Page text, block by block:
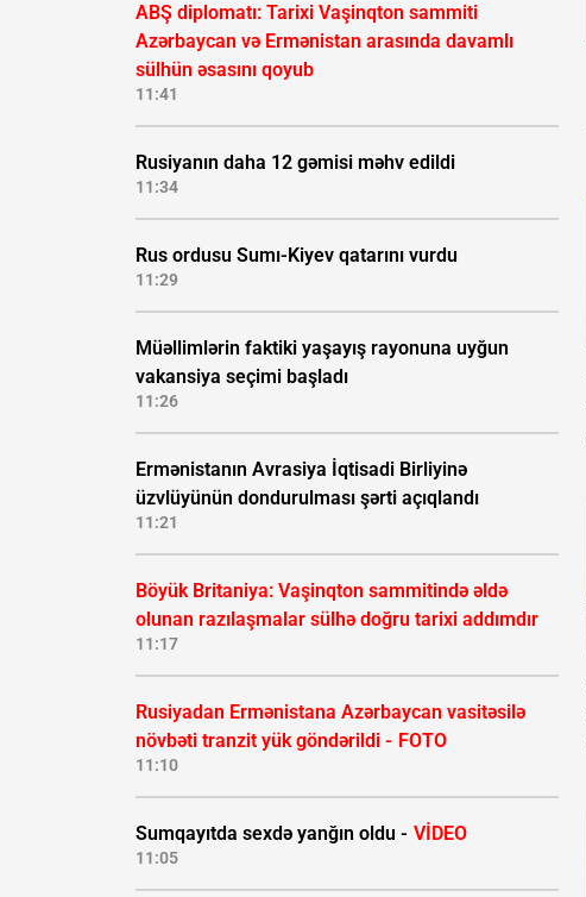
ABŞ diplomatı: Tarixi Vaşinqton sammiti
Azərbaycan və Ermənistan arasında davamlı
sülhün əsasını qoyub
11:41
Rusiyanın daha 12 gəmisi məhv edildi
11:34
Rus ordusu Sumı-Kiyev qatarını vurdu
11:29
Müəllimlərin faktiki yaşayış rayonuna uyğun
vakansiya seçimi başladı
11:26
Ermənistanın Avrasiya İqtisadi Birliyinə
üzvlüyünün dondurulması şərti açıqlandı
11:21
Böyük Britaniya: Vaşinqton sammitində əldə
olunan razılaşmalar sülhə doğru tarixi addımdır
11:17
Rusiyadan Ermənistana Azərbaycan vasitəsilə
növbəti tranzit yük göndərildi - FOTO
11:10
Sumqayıtda sexdə yanğın oldu - VİDEO
11:05